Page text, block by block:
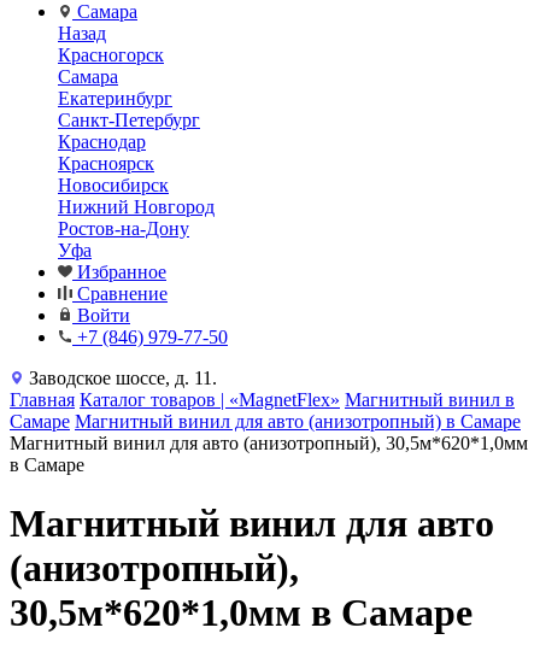
Самара
Назад
Красногорск
Самара
Екатеринбург
Санкт-Петербург
Краснодар
Красноярск
Новосибирск
Нижний Новгород
Ростов-на-Дону
Уфа
Избранное
Сравнение
Войти
+7 (846) 979-77-50
Заводское шоссе, д. 11.
Главная Каталог товаров | «MagnetFlex» Магнитный винил в
Самаре Магнитный винил для авто (анизотропный) в Самаре
Магнитный винил для авто (анизотропный), 30,5м*620*1,0мм
в Самаре
Магнитный винил для авто
(анизотропный),
30,5м*620*1,0мм в Самаре